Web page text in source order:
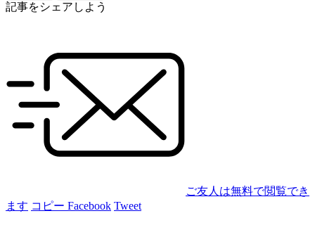
記事をシェアしよう
ご友人は無料で閲覧でき
ます コピー Facebook Tweet